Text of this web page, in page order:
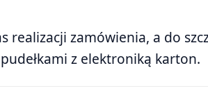
realizacji zamówienia, a do
z elektroniką karton.